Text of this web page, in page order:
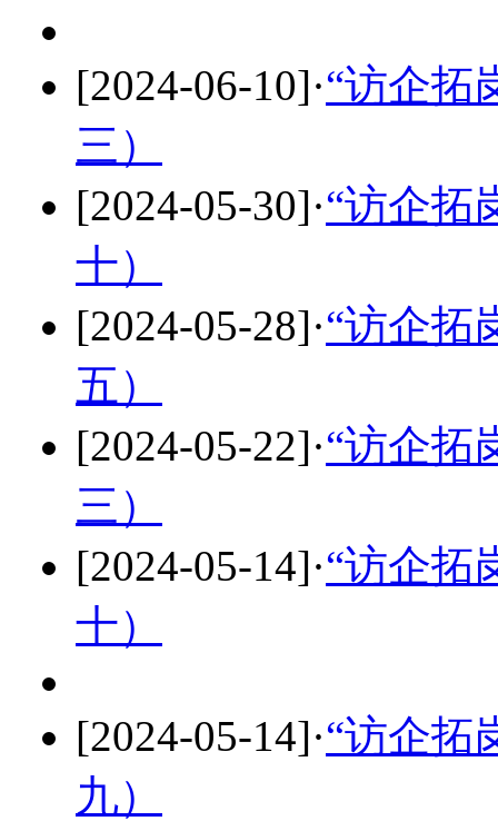
[2024-06-10]·“访企拓
三）
[2024-05-30]·“访企拓
十）
[2024-05-28]·“访企拓
五）
[2024-05-22]·“访企拓
三）
[2024-05-14]·“访企拓
十）
[2024-05-14]·“访企拓
九）